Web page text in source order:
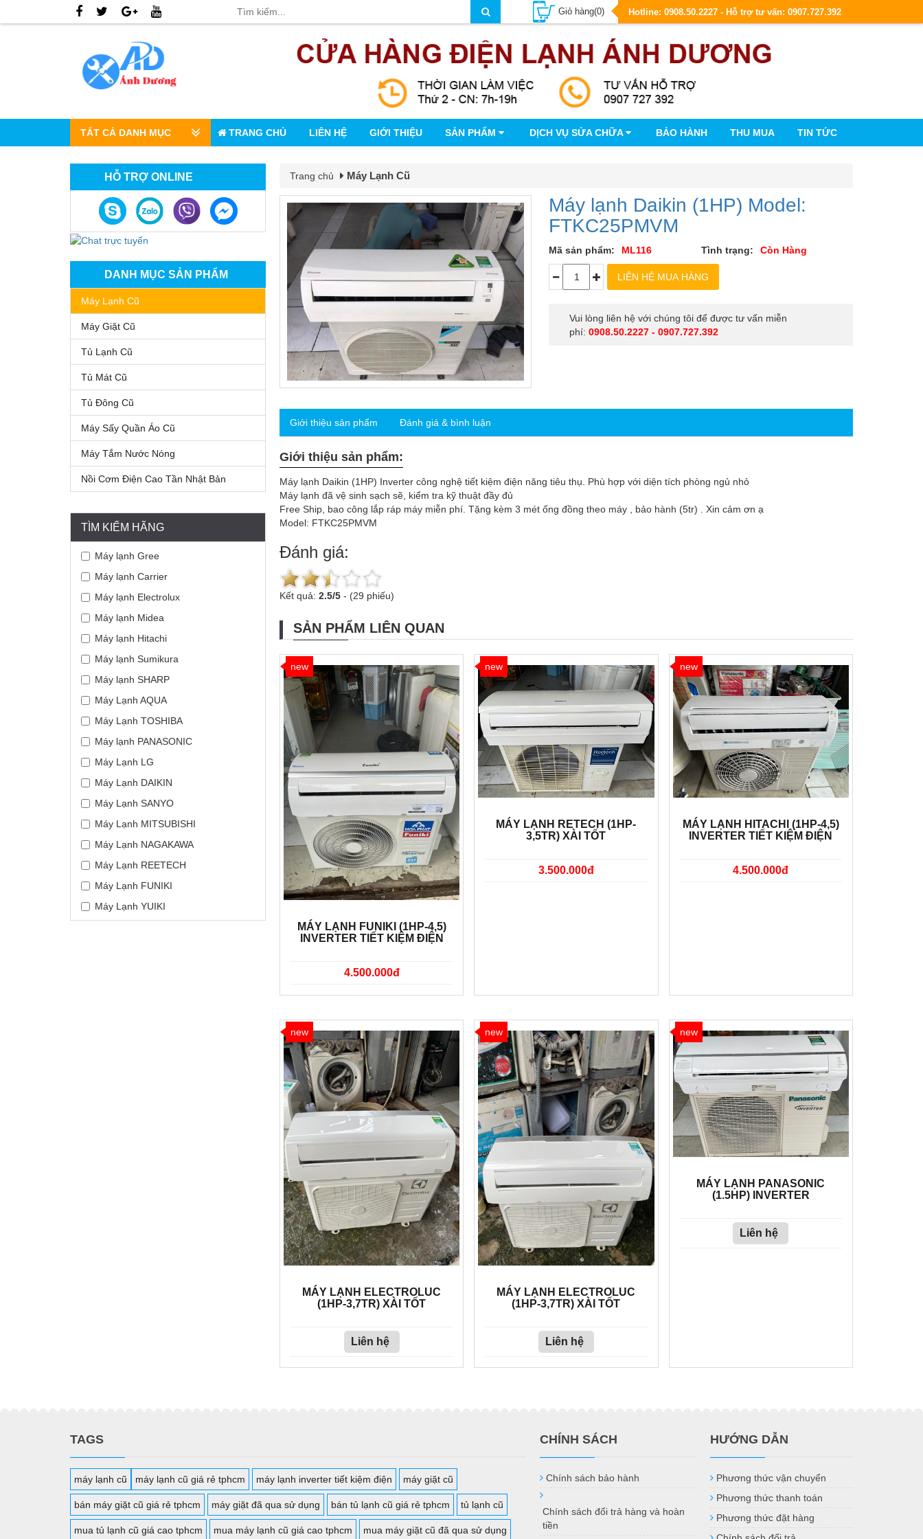
Giỏ hàng(0) Hotline: 0908.50.2227 - Hỗ trợ tư vấn: 0907.727.392
TẤT CẢ DANH MỤC TRANG CHỦ LIÊN HỆ GIỚI THIỆU SẢN PHẨM DỊCH VỤ SỬA CHỮA BẢO HÀNH THU MUA TIN TỨC
HỖ TRỢ ONLINE
DANH MỤC SẢN PHẨM
Máy Lạnh Cũ
Máy Giặt Cũ
Tủ Lạnh Cũ
Tủ Mát Cũ
Tủ Đông Cũ
Máy Sấy Quần Áo Cũ
Máy Tắm Nước Nóng
Nồi Cơm Điện Cao Tần Nhật Bản
TÌM KIẾM HÃNG
Máy lạnh Gree
Máy lạnh Carrier
Máy lạnh Electrolux
Máy lạnh Midea
Máy lạnh Hitachi
Máy lạnh Sumikura
Máy lạnh SHARP
Máy Lạnh AQUA
Máy Lạnh TOSHIBA
Máy lạnh PANASONIC
Máy Lạnh LG
Máy Lạnh DAIKIN
Máy Lạnh SANYO
Máy Lạnh MITSUBISHI
Máy Lạnh NAGAKAWA
Máy Lạnh REETECH
Máy Lạnh FUNIKI
Máy Lạnh YUIKI
Trang chủ Máy Lạnh Cũ
Máy lạnh Daikin (1HP) Model:
FTKC25PMVM
Mã sản phẩm: ML116 Tình trạng: Còn Hàng
Vui lòng liên hệ với chúng tôi để được tư vấn miễn
phí:0908.50.2227 - 0907.727.392
Giới thiệu sản phẩm Đánh giá & bình luận
Giới thiệu sản phẩm:
Máy lạnh Daikin (1HP) Inverter công nghệ tiết kiệm điện năng tiêu thụ. Phù hợp với diện tích phòng ngủ nhỏ
Máy lạnh đã vệ sinh sạch sẽ, kiểm tra kỹ thuật đầy đủ
Free Ship, bao công lắp ráp máy miễn phí. Tặng kèm 3 mét ống đồng theo máy , bảo hành (5tr) . Xin cảm ơn ạ
Model: FTKC25PMVM
Đánh giá:
Kết quả: 2.5/5 - (29 phiếu)
SẢN PHẨM LIÊN QUAN
new
MÁY LẠNH FUNIKI (1HP-4,5)
INVERTER TIẾT KIỆM ĐIỆN
4.500.000đ
new
MÁY LẠNH RETECH (1HP-
3,5TR) XÀI TỐT
3.500.000đ
new
MÁY LẠNH HITACHI (1HP-4,5)
INVERTER TIẾT KIỆM ĐIỆN
4.500.000đ
new
MÁY LẠNH ELECTROLUC
(1HP-3,7TR) XÀI TỐT
Liên hệ
new
MÁY LẠNH ELECTROLUC
(1HP-3,7TR) XÀI TỐT
Liên hệ
new
MÁY LẠNH PANASONIC
(1.5HP) INVERTER
Liên hệ
TAGS
máy lạnh cũ máy lạnh cũ giá rẻ tphcm máy lạnh inverter tiết kiệm điện máy giặt cũ
bán máy giặt cũ giá rẻ tphcm máy giặt đã qua sử dụng bán tủ lạnh cũ giá rẻ tphcm tủ lạnh cũ
mua tủ lạnh cũ giá cao tphcm mua máy lạnh cũ giá cao tphcm mua máy giặt cũ đã qua sử dụng
CHÍNH SÁCH
Chính sách bảo hành
Chính sách đổi trả hàng và hoàn
tiền
HƯỚNG DẪN
Phương thức vận chuyển
Phương thức thanh toán
Phương thức đặt hàng